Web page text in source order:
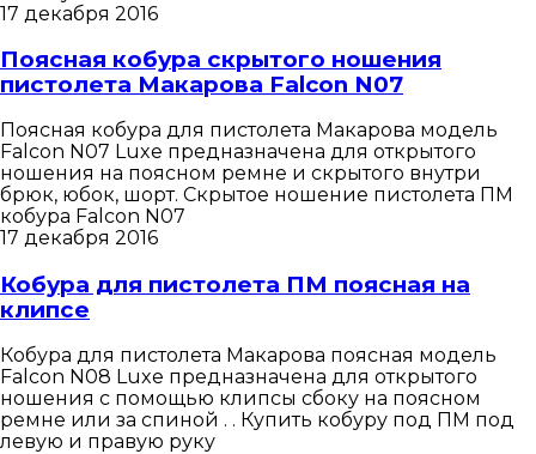
17 декабря 2016
Поясная кобура скрытого ношения
пистолета Макарова Falcon N07
Поясная кобура для пистолета Макарова модель
Falcon N07 Luxe предназначена для открытого
ношения на поясном ремне и скрытого внутри
брюк, юбок, шорт. Скрытое ношение пистолета ПМ
кобура Falcon N07
17 декабря 2016
Кобура для пистолета ПМ поясная на
клипсе
Кобура для пистолета Макарова поясная модель
Falcon N08 Luxe предназначена для открытого
ношения с помощью клипсы сбоку на поясном
ремне или за спиной . . Купить кобуру под ПМ под
левую и правую руку